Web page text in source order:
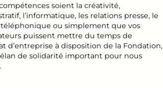
soient la créativité,
l’informatique, les relations presse, le
ou simplement que vos
puissent mettre du temps de
d’entreprise à disposition de la Fondation,
élan de solidarité important pour nous